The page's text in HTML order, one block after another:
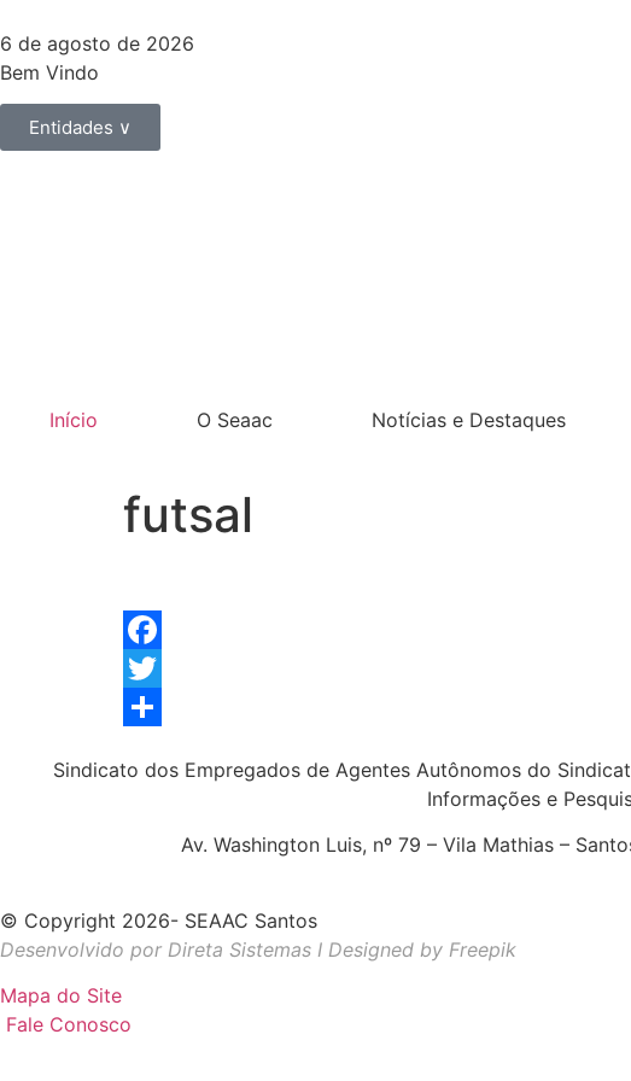
6 de agosto de 2026
Bem Vindo
Entidades ∨
Início O Seaac Notícias e Destaques
futsal
Facebook
Twitter
Sindicato dos Empregados de Agentes Autônomos do
Informações e
Av. Washington Luis, nº 79 – Vila Mathias –
© Copyright 2026- SEAAC Santos
Desenvolvido por Direta Sistemas I Designed by Freepik
Mapa do Site
Fale Conosco